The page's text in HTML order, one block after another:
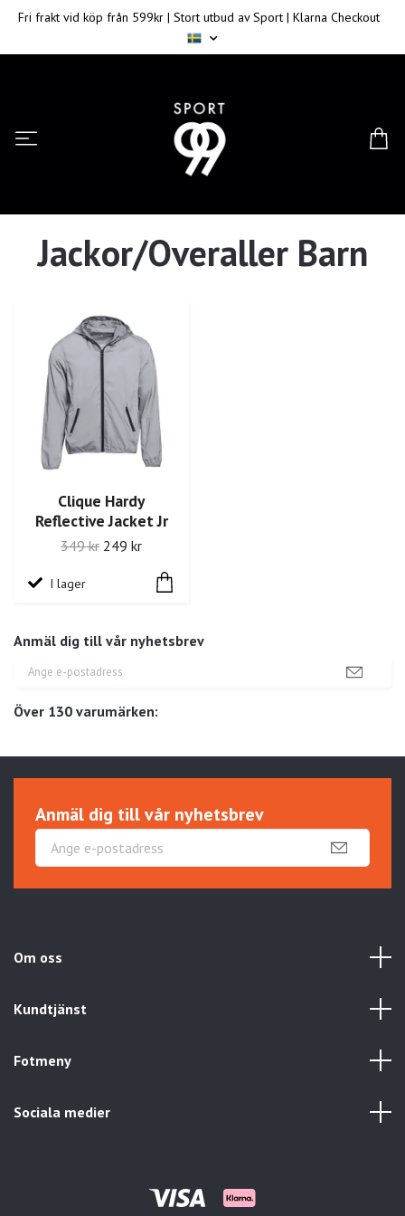
Fri frakt vid köp från 599kr | Stort utbud av Sport | Klarna Checkout
Anmäl dig till vår nyhetsbrev
Över 130 varumärken:
Jackor/Overaller Barn
Clique Hardy
Reflective Jacket Jr
349 kr 249 kr
I lager
Anmäl dig till vår nyhetsbrev
Om oss
Kundtjänst
Fotmeny
Sociala medier